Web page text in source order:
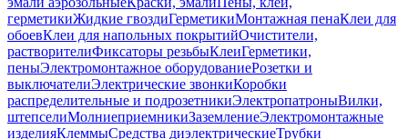
герметикиЖидкие гвоздиГерметикиМонтажная пенаКлеи для
обоевКлеи для напольных покрытийОчистители,
растворителиФиксаторы резьбыКлеиГерметики,
пеныЭлектромонтажное оборудованиеРозетки и
выключателиЭлектрические звонкиКоробки
распределительные и подрозетникиЭлектропатроныВилки,
штепселиМолниеприемникиЗаземлениеЭлектромонтажные
изделияКлеммыСредства диэлектрическиеТрубки